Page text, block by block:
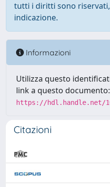
tutti i diritti sono
indicazione.
Informazioni
Utilizza questo
link a questo documento:
https://hdl.handle.net/
Citazioni